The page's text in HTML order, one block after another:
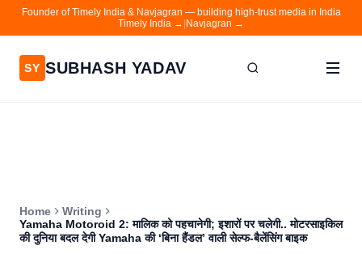
Founder of Timely India & Navjagran — building high-trust media in India
Timely India → Navjagran →
SY SUBHASH YADAV
Contact
Home
Writing
Yamaha Motoroid 2: मालिक को पहचानेगी; इशारों पर चलेगी.. मोटरसाइकिल
की दुनिया बदल देगी Yamaha की ‘बिना हैंडल’ वाली सेल्फ-बैलेंसिंग बाइक